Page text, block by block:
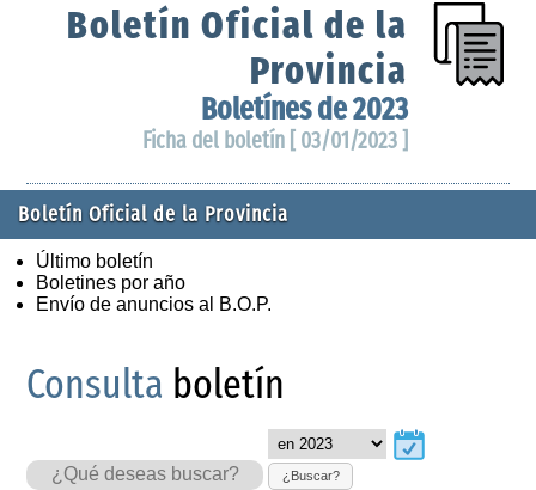
Boletín Oficial de la
Provincia
Boletínes de 2023
Ficha del boletín [ 03/01/2023 ]
Boletín Oficial de la Provincia
Último boletín
Boletines por año
Envío de anuncios al B.O.P.
Consulta boletín
¿Buscar?